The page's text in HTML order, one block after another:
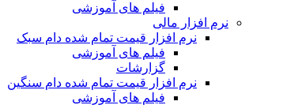
فیلم های آموزشی
نرم افزار مالی
نرم افزار قیمت تمام شده دام سبک
فیلم های آموزشی
گزارشات
نرم افزار قیمت تمام شده دام سنگین
فیلم های آموزشی